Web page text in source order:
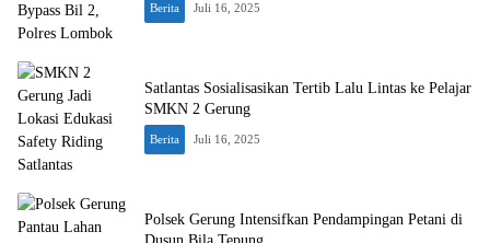
Berita Juli 16, 2025
Satlantas Sosialisasikan Tertib Lalu Lintas ke Pelajar
SMKN 2 Gerung
Berita Juli 16, 2025
Polsek Gerung Intensifkan Pendampingan Petani di